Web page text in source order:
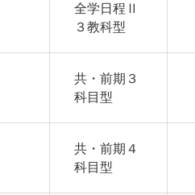
全学日程Ⅱ
３教科型
共・前期３
科目型
共・前期４
科目型